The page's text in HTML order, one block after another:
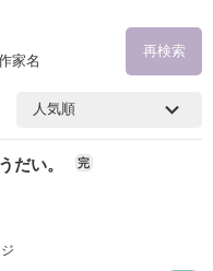
家名
再検索
だい。 完